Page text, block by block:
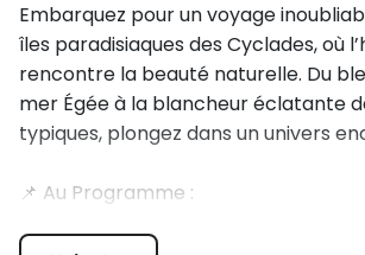
Embarquez pour un voyage
îles paradisiaques des Cyclades, où
rencontre la beauté naturelle. Du
mer Égée à la blancheur éclatante
typiques, plongez dans un univers
📌 Au Programme :